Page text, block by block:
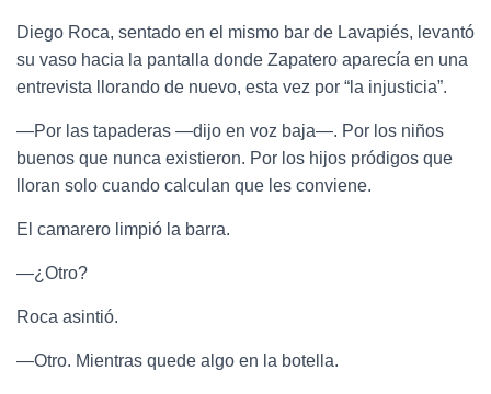
Diego Roca, sentado en el mismo bar de Lavapiés, levantó
su vaso hacia la pantalla donde Zapatero aparecía en una
entrevista llorando de nuevo, esta vez por “la injusticia”.
—Por las tapaderas —dijo en voz baja—. Por los niños
buenos que nunca existieron. Por los hijos pródigos que
lloran solo cuando calculan que les conviene.
El camarero limpió la barra.
—¿Otro?
Roca asintió.
—Otro. Mientras quede algo en la botella.